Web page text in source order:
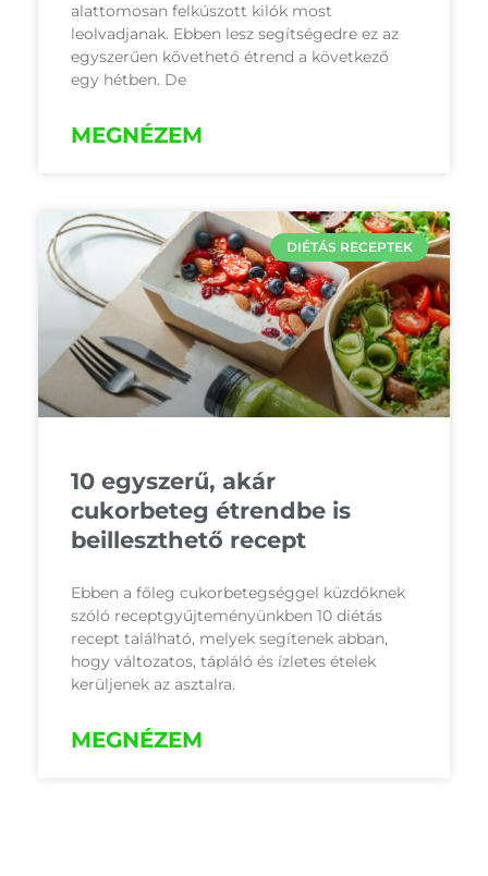
alattomosan felkúszott kilók most
leolvadjanak. Ebben lesz segítségedre ez az
egyszerűen követhető étrend a következő
egy hétben. De
MEGNÉZEM
DIÉTÁS RECEPTEK
10 egyszerű, akár
cukorbeteg étrendbe is
beilleszthető recept
Ebben a főleg cukorbetegséggel küzdőknek
szóló receptgyűjteményünkben 10 diétás
recept található, melyek segítenek abban,
hogy változatos, tápláló és ízletes ételek
kerüljenek az asztalra.
MEGNÉZEM